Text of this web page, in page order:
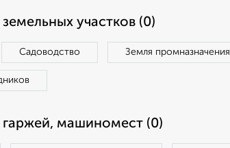
участков (0)
Садоводство Земля промназначения
машиномест (0)